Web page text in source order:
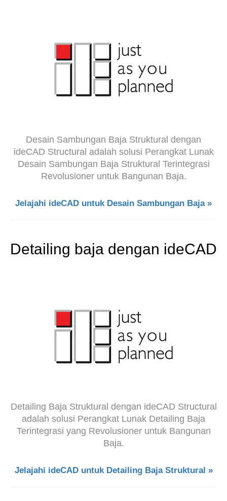
Desain Sambungan Baja Struktural dengan
ideCAD Structural adalah solusi Perangkat Lunak
Desain Sambungan Baja Struktural Terintegrasi
Revolusioner untuk Bangunan Baja.
Jelajahi ideCAD untuk Desain Sambungan Baja »
Detailing baja dengan ideCAD
Detailing Baja Struktural dengan ideCAD Structural
adalah solusi Perangkat Lunak Detailing Baja
Terintegrasi yang Revolusioner untuk Bangunan
Baja.
Jelajahi ideCAD untuk Detailing Baja Struktural »